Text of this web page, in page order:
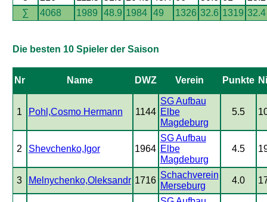
∑
4068 1989 48.9 1984 49 1326 32.6 1319 32.4
Die besten 10 Spieler der Saison
Nr Name DWZ Verein Punkte
1 Pohl,Cosmo Hermann 1144
SG Aufbau
Elbe
Magdeburg
5.5
2 Shevchenko,Igor 1964
SG Aufbau
Elbe
Magdeburg
4.5
3 Melnychenko,Oleksandr 1716
Schachverein
Merseburg
4.0